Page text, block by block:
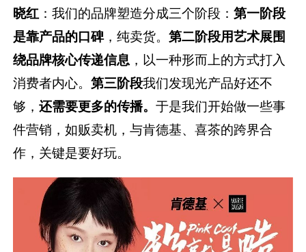
晓红 ：我们的品牌塑造分成三个阶段：第一阶段
是靠产品的口碑，纯卖货。第二阶段用艺术展围
绕品牌核心传递信息 ，以一种形而上的方式打入
消费者内心。第三阶段我们发现光产品好还不
够，还需要更多的传播。于是我们开始做一些事
件营销，如贩卖机，与肯德基、喜茶的跨界合
作，关键是要好玩。